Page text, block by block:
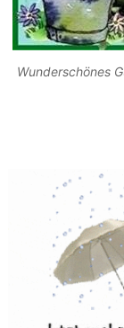
Wunderschönes